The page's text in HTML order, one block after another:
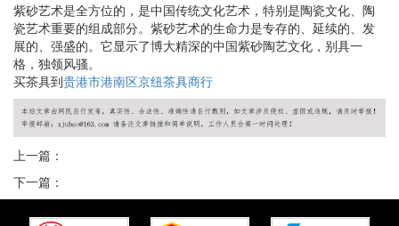
紫砂艺术是全方位的，是中国传统文化艺术，特别是陶瓷文化、陶
瓷艺术重要的组成部分。紫砂艺术的生命力是专存的、延续的、发
展的、强盛的。它显示了博大精深的中国紫砂陶艺文化，别具一
格，独领风骚。
买茶具到贵港市港南区京纽茶具商行
上一篇：
下一篇：